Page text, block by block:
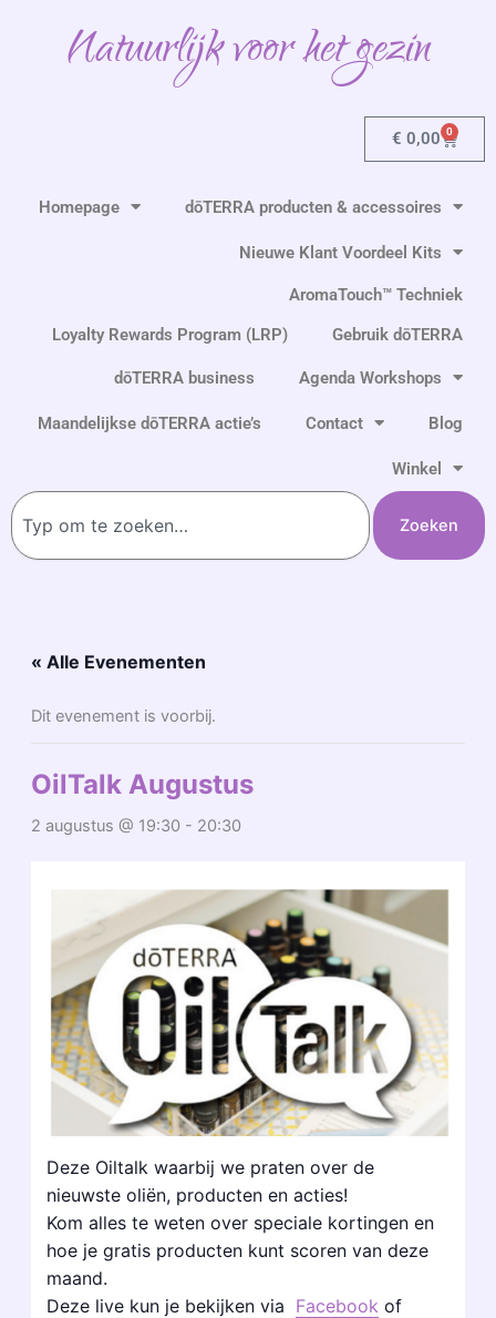
Natuurlijk voor het gezin
€ 0,00 0
Homepage dōTERRA producten & accessoires
Nieuwe Klant Voordeel Kits
AromaTouch™ Techniek
Loyalty Rewards Program (LRP)
Gebruik dōTERRA
dōTERRA business Agenda Workshops
Maandelijkse dōTERRA actie’s Contact Blog
Winkel
Zoeken
Zoeken
« Alle Evenementen
Dit evenement is voorbij.
OilTalk Augustus
2 augustus @ 19:30- 20:30
Deze Oiltalk waarbij we praten over de
nieuwste oliën, producten en acties!
Kom alles te weten over speciale kortingen en
hoe je gratis producten kunt scoren van deze
maand.
Deze live kun je bekijken via Facebook of